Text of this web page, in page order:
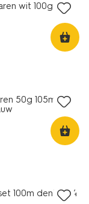
wit 100gram
50g 105m
100m denim - 4